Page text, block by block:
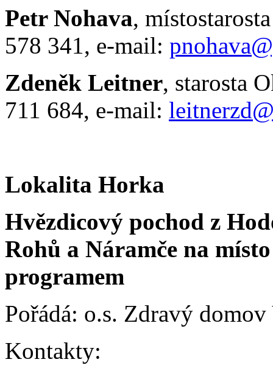
Petr Nohava,
578 341, e-mail:
Zdeněk Leitner, starosta
711 684, e-mail:
Lokalita Horka
Hvězdicový pochod z
Rohů a Náramče na
programem
Pořádá: o.s. Zdravý domov
Kontakty: